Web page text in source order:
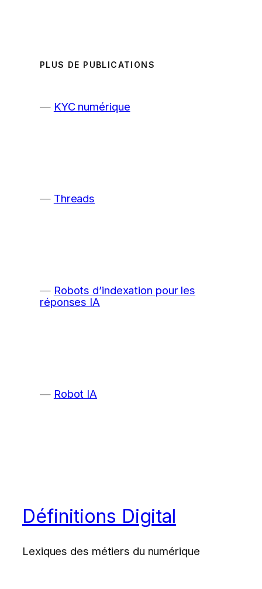
PLUS DE PUBLICATIONS
KYC numérique
Threads
Robots d’indexation pour les
réponses IA
Robot IA
Définitions Digital
Lexiques des métiers du numérique